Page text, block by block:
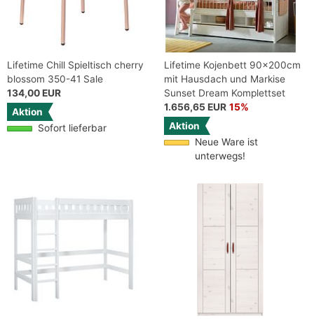
Lifetime Chill Spieltisch cherry
blossom 350-41 Sale
134,00 EUR
Aktion
Sofort lieferbar
Lifetime Kojenbett 90x200cm
mit Hausdach und Markise
Sunset Dream Komplettset
1.656,65 EUR 15%
Aktion
Neue Ware ist
unterwegs!